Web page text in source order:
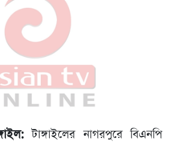
টাঙ্গাইলের নাগরপুরে বিএনপি